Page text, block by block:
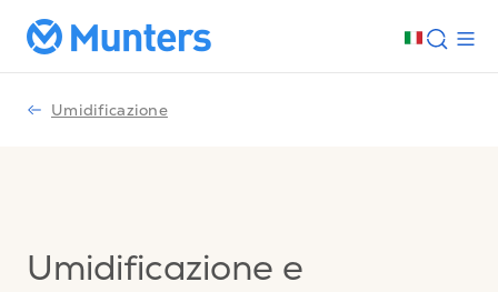
Umidificazione
Umidificazione e